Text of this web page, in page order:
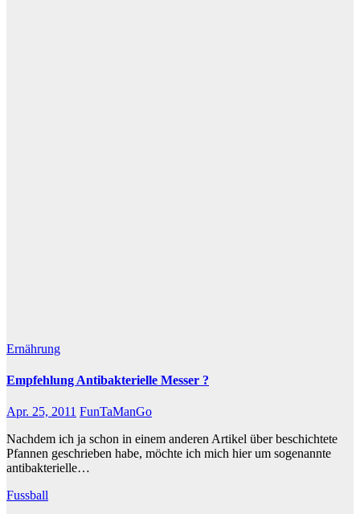
Ernährung
Empfehlung Antibakterielle Messer ?
Apr. 25, 2011 FunTaManGo
Nachdem ich ja schon in einem anderen Artikel über beschichtete
Pfannen geschrieben habe, möchte ich mich hier um sogenannte
antibakterielle…
Fussball